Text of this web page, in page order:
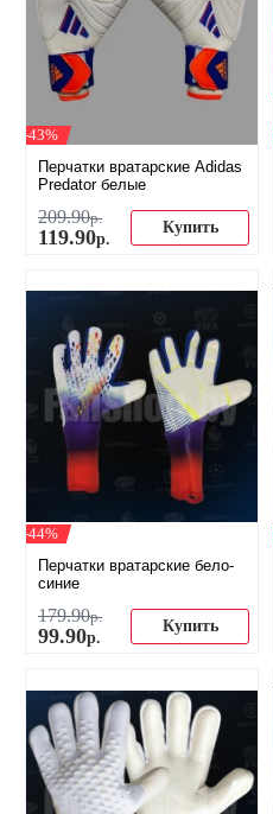
-43%
Перчатки вратарские Adidas
Predator белые
209.90р.
119.90р.
Купить
-44%
Перчатки вратарские бело-
синие
179.90р.
99.90р.
Купить